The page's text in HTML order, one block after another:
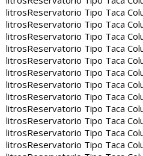
litrosReservatorio Tipo Taca
litrosReservatorio Tipo Taca
litrosReservatorio Tipo Taca
litrosReservatorio Tipo Taca
litrosReservatorio Tipo Taca
litrosReservatorio Tipo Taca
litrosReservatorio Tipo Taca
litrosReservatorio Tipo Taca
litrosReservatorio Tipo Taca
litrosReservatorio Tipo Taca
litrosReservatorio Tipo Taca
litrosReservatorio Tipo Taca